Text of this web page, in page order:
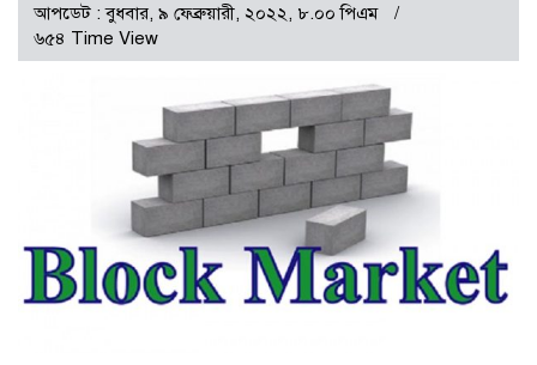
আপডেট : বুধবার, ৯ ফেব্রুয়ারী, ২০২২, ৮.০০ পিএম
৬৫৪ Time View